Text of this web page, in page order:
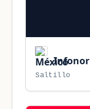
Infonor
Saltillo